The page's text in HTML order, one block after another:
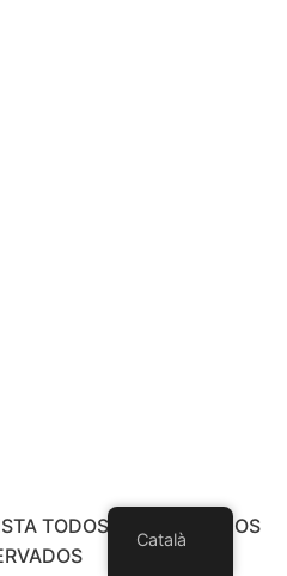
TODOS LOS DERECHOS
Català